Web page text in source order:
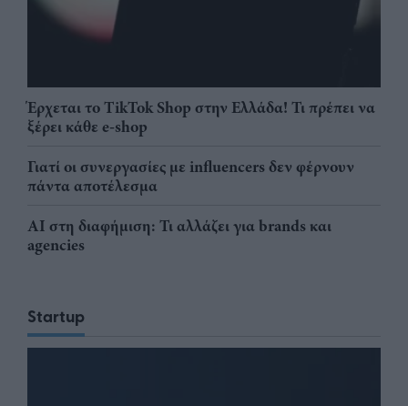
Έρχεται το TikTok Shop στην Ελλάδα! Τι πρέπει να
ξέρει κάθε e-shop
Γιατί οι συνεργασίες με influencers δεν φέρνουν
πάντα αποτέλεσμα
AI στη διαφήμιση: Τι αλλάζει για brands και
agencies
Startup